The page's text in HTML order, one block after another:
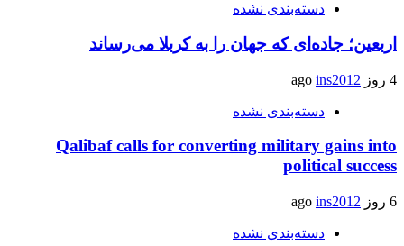
دسته‌بندی نشده
اربعین؛ جاده‌ای که جهان را به کربلا می‌رساند
4 روز ago ins2012
دسته‌بندی نشده
Qalibaf calls for converting military gains into
political success
6 روز ago ins2012
دسته‌بندی نشده